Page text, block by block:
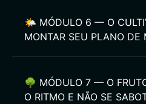
🌤️ MÓDULO 6 — O
MONTAR SEU PLANO DE
🌳 MÓDULO 7 — O
O RITMO E NÃO SE